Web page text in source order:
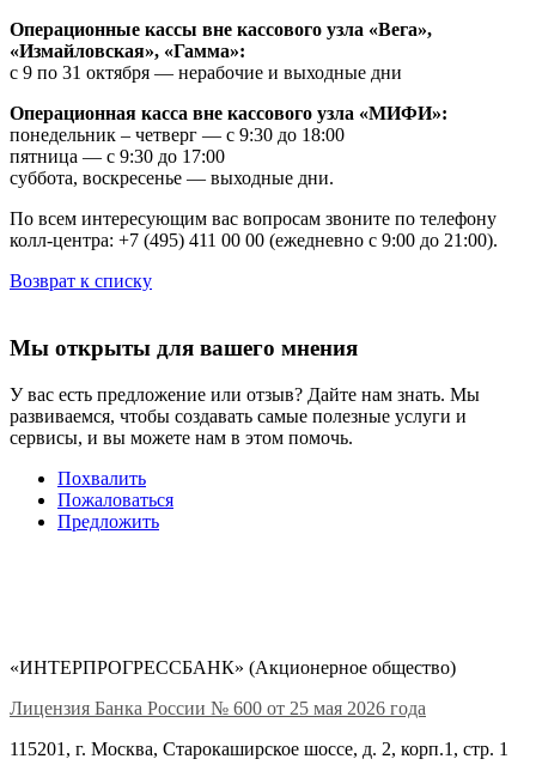
Операционные кассы вне кассового узла «Вега»,
«Измайловская», «Гамма»:
с 9 по 31 октября — нерабочие и выходные дни
Операционная касса вне кассового узла «МИФИ»:
понедельник – четверг — с 9:30 до 18:00
пятница — с 9:30 до 17:00
суббота, воскресенье — выходные дни.
По всем интересующим вас вопросам звоните по телефону
колл-центра: +7 (495) 411 00 00 (ежедневно с 9:00 до 21:00).
Возврат к списку
Мы открыты для вашего мнения
У вас есть предложение или отзыв? Дайте нам знать. Мы
развиваемся, чтобы создавать самые полезные услуги и
сервисы, и вы можете нам в этом помочь.
Похвалить
Пожаловаться
Предложить
«ИНТЕРПРОГРЕССБАНК» (Акционерное общество)
Лицензия Банка России № 600 от 25 мая 2026 года
115201, г. Москва, Старокаширское шоссе, д. 2, корп.1, стр. 1